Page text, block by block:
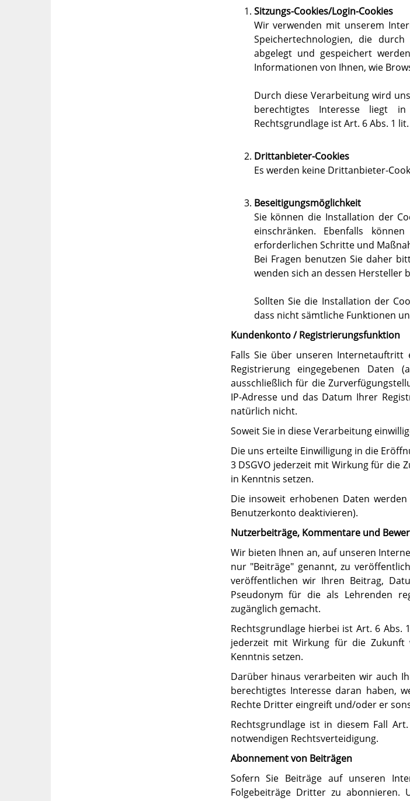
Sitzungs-Cookies/Login-Cookies
Wir verwenden mit unserem
Speichertechnologien, die
abgelegt und gespeichert
Informationen von Ihnen, wie
Durch diese Verarbeitung wird
berechtigtes Interesse liegt
Rechtsgrundlage ist Art. 6 Abs. 1 lit.
Drittanbieter-Cookies
Es werden keine Drittanbieter-
Beseitigungsmöglichkeit
Sie können die Installation der
einschränken. Ebenfalls
erforderlichen Schritte und
Bei Fragen benutzen Sie daher
wenden sich an dessen Hersteller
Sollten Sie die Installation der
dass nicht sämtliche Funktionen
Kundenkonto / Registrierungsfunktion
Falls Sie über unseren
Registrierung eingegebenen Daten
ausschließlich für die
IP-Adresse und das Datum Ihrer
natürlich nicht.
Soweit Sie in diese Verarbeitung
Die uns erteilte Einwilligung in die
3 DSGVO jederzeit mit Wirkung für die
in Kenntnis setzen.
Die insoweit erhobenen Daten
Benutzerkonto deaktivieren).
Nutzerbeiträge, Kommentare und
Wir bieten Ihnen an, auf unseren
nur "Beiträge" genannt, zu
veröffentlichen wir Ihren Beitrag,
Pseudonym für die als Lehrenden
zugänglich gemacht.
Rechtsgrundlage hierbei ist Art. 6 Abs.
jederzeit mit Wirkung für die
Kenntnis setzen.
Darüber hinaus verarbeiten wir auch
berechtigtes Interesse daran haben,
Rechte Dritter eingreift und/oder er
Rechtsgrundlage ist in diesem Fall
notwendigen Rechtsverteidigung.
Abonnement von Beiträgen
Sofern Sie Beiträge auf unseren
Folgebeiträge Dritter zu abonnieren.